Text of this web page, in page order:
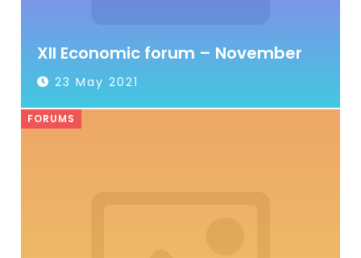
XII Economic forum – November
23 May 2021
FORUMS